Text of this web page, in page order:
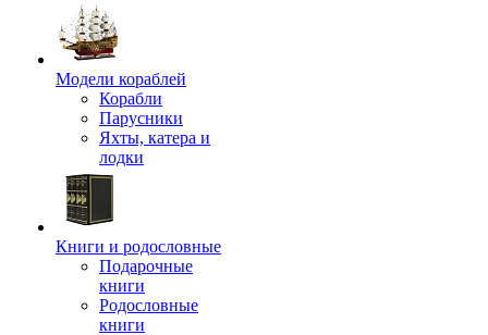
Модели кораблей
Корабли
Парусники
Яхты, катера и
лодки
Книги и родословные
Подарочные
книги
Родословные
книги